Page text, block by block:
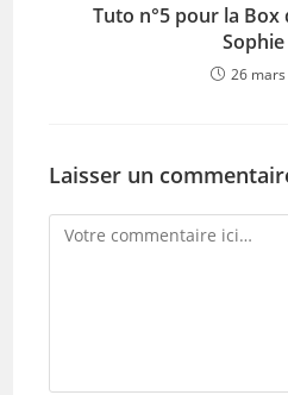
Tuto n°5 pour la Box
Sophie
26
Laisser un
Comment